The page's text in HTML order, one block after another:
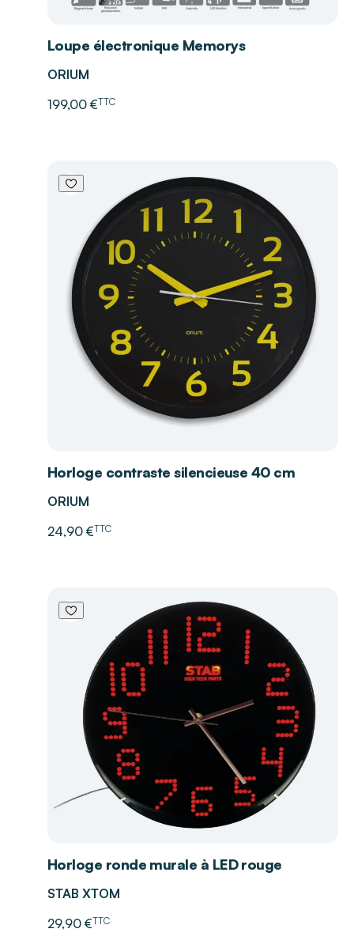
Loupe électronique Memorys
ORIUM
199,00 €TTC
Horloge contraste silencieuse 40 cm
ORIUM
24,90 €TTC
Horloge ronde murale à LED rouge
STAB XTOM
29,90 €TTC